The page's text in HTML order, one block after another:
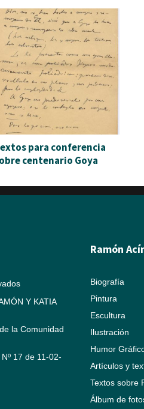
para conferencia
centenario Goya
Y KATIA
la Comunidad
17 de 11-02-
Ramón
Biografía
Pintura
Escultura
Ilustración
Humor
Artículos y
Textos sobre
Álbum de